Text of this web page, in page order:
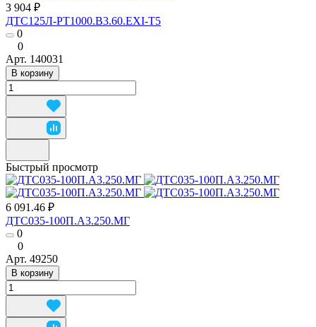
3 904 ₽
ДТС125Л-РТ1000.В3.60.ЕХI-Т5
0
0
Арт. 140031
В корзину
Быстрый просмотр
6 091.46 ₽
ДТС035-100П.А3.250.МГ
0
0
Арт. 49250
В корзину